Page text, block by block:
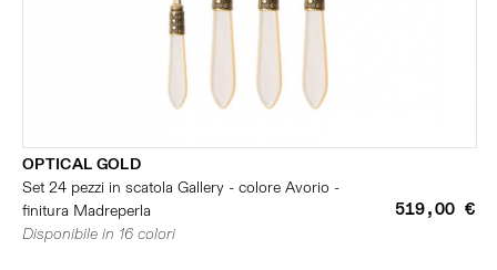
OPTICAL GOLD
Set 24 pezzi in scatola Gallery - colore Avorio -
finitura Madreperla
519,00 €
Disponibile in 16 colori